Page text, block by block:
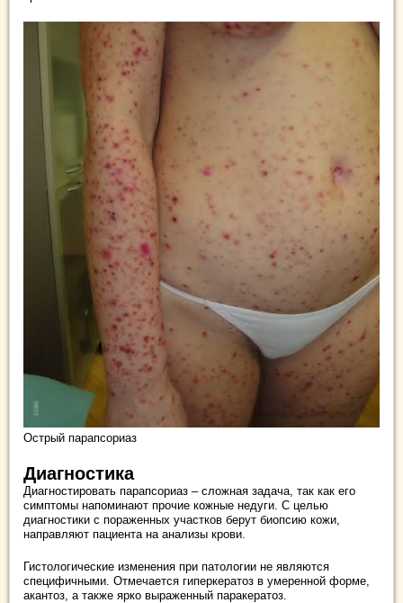
Острый парапсориаз
Диагностика
Диагностировать парапсориаз – сложная задача, так как его
симптомы напоминают прочие кожные недуги. С целью
диагностики с пораженных участков берут биопсию кожи,
направляют пациента на анализы крови.
Гистологические изменения при патологии не являются
специфичными. Отмечается гиперкератоз в умеренной форме,
акантоз, а также ярко выраженный паракератоз.